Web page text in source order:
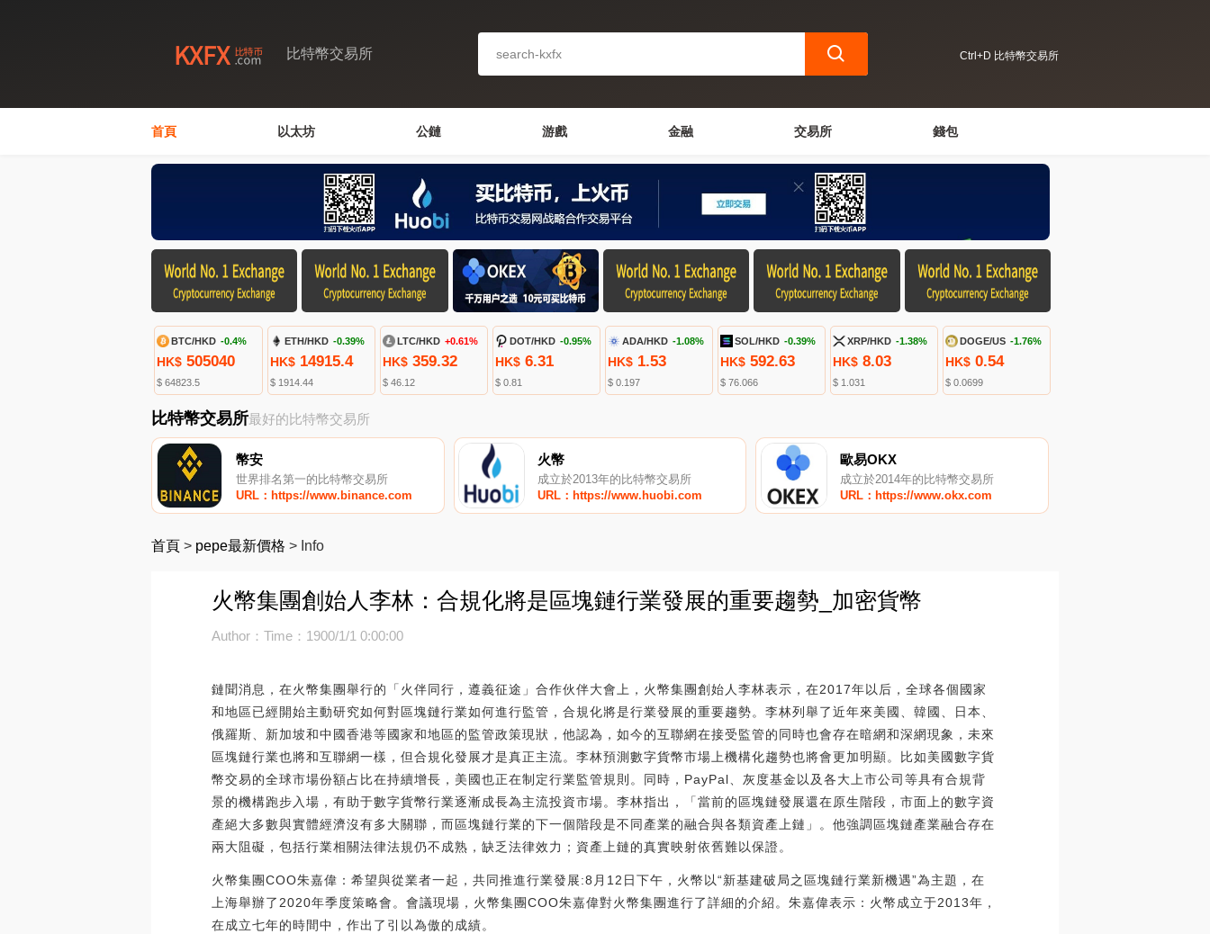
比特幣交易所 Ctrl+D 比特幣交易所
首頁 以太坊 公鏈 游戲 金融 交易所 錢包
BTC/HKD -0.4%
HK$ 505040
$ 64823.5
ETH/HKD -0.39%
HK$14915.4
$ 1914.44
LTC/HKD +0.61%
HK$359.32
$ 46.12
DOT/HKD -0.95%
HK$6.31
$ 0.81
ADA/HKD -1.08%
HK$1.53
$ 0.197
SOL/HKD -0.39%
HK$ 592.63
$ 76.066
XRP/HKD -1.38%
HK$ 8.03
$ 1.031
DOGE/US -1.76%
HK$ 0.54
$ 0.0699
比特幣交易所最好的比特幣交易所
幣安
世界排名第一的比特幣交易所
URL：https://www.binance.com
火幣
成立於2013年的比特幣交易所
URL：https://www.huobi.com
歐易OKX
成立於2014年的比特幣交易所
URL：https://www.okx.com
首頁 > pepe最新價格 > Info
火幣集團創始人李林：合規化將是區塊鏈行業發展的重要趨勢_加密貨幣
Author：Time：1900/1/1 0:00:00
鏈聞消息，在火幣集團舉行的「火伴同行，遵義征途」合作伙伴大會上，火幣集團創始人李林表示，在2017年以后，全球各個國家
和地區已經開始主動研究如何對區塊鏈行業如何進行監管，合規化將是行業發展的重要趨勢。李林列舉了近年來美國、韓國、日本、
俄羅斯、新加坡和中國香港等國家和地區的監管政策現狀，他認為，如今的互聯網在接受監管的同時也會存在暗網和深網現象，未來
區塊鏈行業也將和互聯網一樣，但合規化發展才是真正主流。李林預測數字貨幣市場上機構化趨勢也將會更加明顯。比如美國數字貨
幣交易的全球市場份額占比在持續增長，美國也正在制定行業監管規則。同時，PayPal、灰度基金以及各大上市公司等具有合規背
景的機構跑步入場，有助于數字貨幣行業逐漸成長為主流投資市場。李林指出，「當前的區塊鏈發展還在原生階段，市面上的數字資
產絕大多數與實體經濟沒有多大關聯，而區塊鏈行業的下一個階段是不同產業的融合與各類資產上鏈」。他強調區塊鏈產業融合存在
兩大阻礙，包括行業相關法律法規仍不成熟，缺乏法律效力；資產上鏈的真實映射依舊難以保證。
火幣集團COO朱嘉偉：希望與從業者一起，共同推進行業發展:8月12日下午，火幣以“新基建破局之區塊鏈行業新機遇”為主題，在
上海舉辦了2020年季度策略會。會議現場，火幣集團COO朱嘉偉對火幣集團進行了詳細的介紹。朱嘉偉表示：火幣成立于2013年，
在成立七年的時間中，作出了引以為傲的成績。